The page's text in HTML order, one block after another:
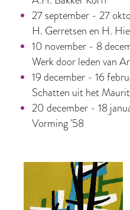
27 september - 27
H. Gerretsen en H.
10 november - 8
Werk door leden van
19 december - 16
Schatten uit het
20 december - 18
Vorming '58